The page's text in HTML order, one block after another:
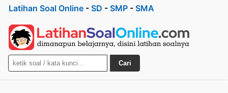
Latihan Soal Online - SD - SMP - SMA
Cari